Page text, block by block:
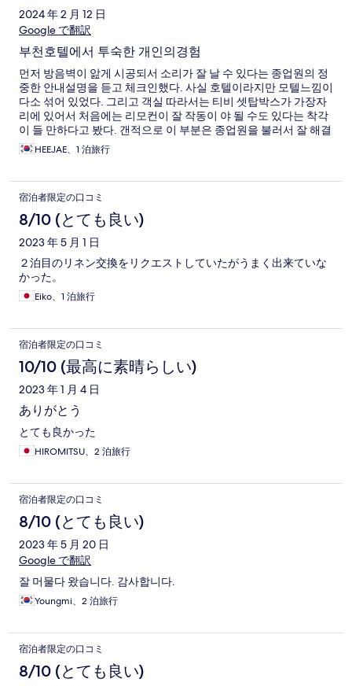
2024 年 2 月 12 日
Google で翻訳
부천호텔에서 투숙한 개인의경험
먼저 방음벽이 앒게 시공되서 소리가 잘 날 수 있다는 종업원의 정
중한 안내설명을 듣고 체크인했다. 사실 호텔이라지만 모텔느낌이
다소 섞어 있었다. 그리고 객실 따라서는 티비 셋탑박스가 가장자
리에 있어서 처음에는 리모컨이 잘 작동이 야 될 수도 있다는 착각
이 들 만하다고 봤다. 갠적으로 이 부분은 종업원을 불러서 잘 해결
했으며, 체크아웃하기 직전인 다음날 아침에 복도인지 옆방인지
청소하시는 듯한 분들의 목소리하고 작업 소리가 잘 들렸다. 정말
소음이 정말 예민한 사람한테는 치명적일 수도 있을 거 같다. 사실
이 호텔을 선택한 데에는 구매지만 아침식사가 제공된다길래 고른
거였다. 만약 다음번에 같은 상황이라면 선택에 좀 더 신경 쓸 거
같다. 그래도 종업원들이 정중하게 응대해줘서 나름 편히 쉬다가
체크아웃했다.
HEEJAE、1 泊旅行
宿泊者限定の口コミ
8/10 (とても良い)
2023 年 5 月 1 日
２泊目のリネン交換をリクエストしていたがうまく出来ていな
かった。
Eiko、1 泊旅行
宿泊者限定の口コミ
10/10 (最高に素晴らしい)
2023 年 1 月 4 日
ありがとう
とても良かった
HIROMITSU、2 泊旅行
宿泊者限定の口コミ
8/10 (とても良い)
2023 年 5 月 20 日
Google で翻訳
잘 머물다 왔습니다. 감사합니다.
Youngmi、2 泊旅行
宿泊者限定の口コミ
8/10 (とても良い)